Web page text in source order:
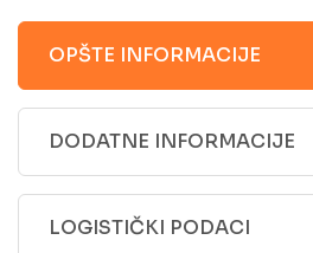
OPŠTE INFORMACIJE
DODATNE INFORMACIJE
LOGISTIČKI PODACI